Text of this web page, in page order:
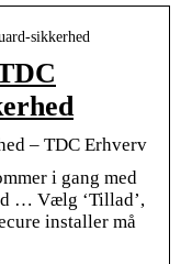
sikkerhed
– TDC Erhverv
i gang med
… Vælg ‘Tillad’,
installer må